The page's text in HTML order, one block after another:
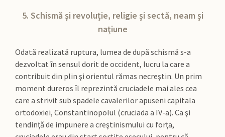
5. Schismă şi revoluţie, religie şi sectă, neam şi
naţiune
Odată realizată ruptura, lumea de după schismă s-a
dezvoltat în sensul dorit de occident, lucru la care a
contribuit din plin şi orientul rămas necreştin. Un prim
moment dureros îl reprezintă cruciadele mai ales cea
care a strivit sub spadele cavalerilor apuseni capitala
ortodoxiei, Constantinopolul (cruciada a IV-a). Ca şi
tendinţă de impunere a creştinismului cu forţa,